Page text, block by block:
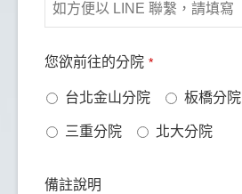
Website
URL
您欲前往的分院 *
台北金山分院 板橋分院
三重分院 北大分院
備註說明